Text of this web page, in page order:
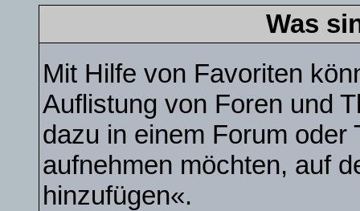
Was
Mit Hilfe von Favoriten
Auflistung von Foren und
dazu in einem Forum
aufnehmen möchten, auf
hinzufügen«.